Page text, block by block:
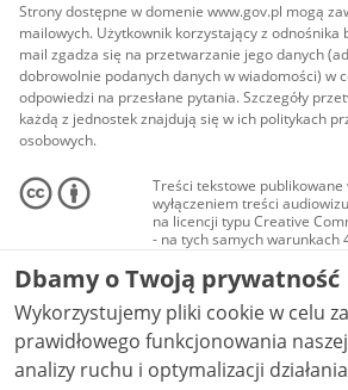
Strony dostępne w domenie www.gov.pl mogą
mailowych. Użytkownik korzystający z odnośnika
mail zgadza się na przetwarzanie jego danych
dobrowolnie podanych danych w wiadomości) w
odpowiedzi na przesłane pytania. Szczegóły
każdą z jednostek znajdują się w ich politykach
osobowych.
Treści tekstowe publikowane
wyłączeniem treści
na licencji typu Creative
- na tych samych warunkach
Materiały audiowizualne, w
audio i wideo, są
Creative Commons: uznanie
niekomercyjne - bez utworów
NC-ND 4.0), o ile nie jest to
Dbamy o Twoją prywatność
Wykorzystujemy pliki cookie w celu
prawidłowego funkcjonowania
analizy ruchu i optymalizacji działania strony.